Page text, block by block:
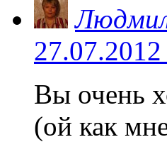
Вы очень
(ой как